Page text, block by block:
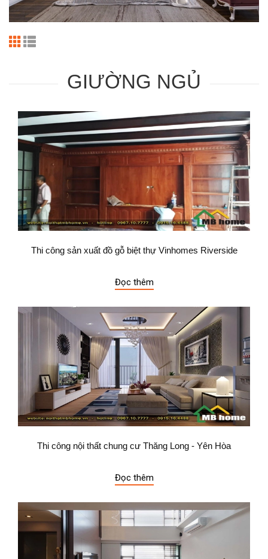
GIƯỜNG NGỦ
Thi công sản xuất đồ gỗ biệt thự Vinhomes Riverside
Đọc thêm
Thi công nội thất chung cư Thăng Long - Yên Hòa
Đọc thêm